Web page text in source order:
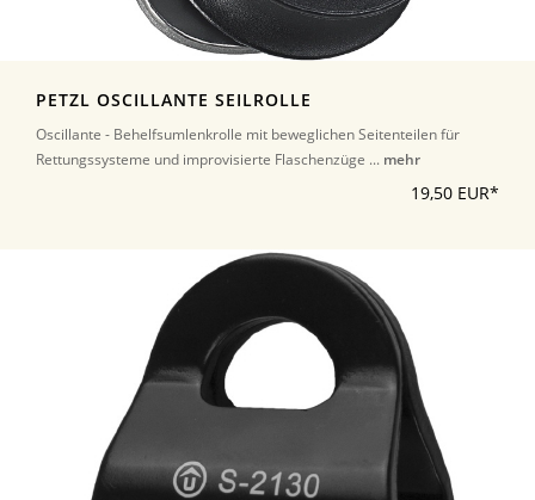
PETZL OSCILLANTE SEILROLLE
Oscillante - Behelfsumlenkrolle mit beweglichen Seitenteilen für
Rettungssysteme und improvisierte Flaschenzüge ... mehr
19,50 EUR*